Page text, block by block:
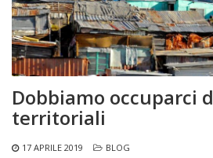
Dobbiamo occuparci
territoriali
17 APRILE 2019 BLOG